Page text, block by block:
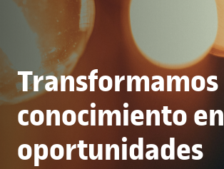
Transformamos
conocimiento en
oportunidades